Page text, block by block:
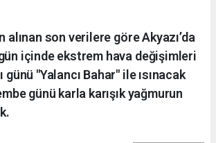
alınan son verilere göre Akyazı’da
içinde ekstrem hava değişimleri
günü "Yalancı Bahar" ile ısınacak
günü karla karışık yağmurun